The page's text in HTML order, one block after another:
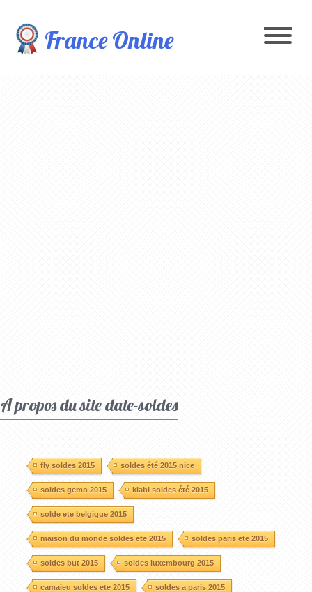
France Online
A propos du site date-soldes
fly soldes 2015 soldes été 2015 nice
soldes gemo 2015 kiabi soldes été 2015
solde ete belgique 2015
maison du monde soldes ete 2015 soldes paris ete 2015
soldes but 2015 soldes luxembourg 2015
camaieu soldes ete 2015 soldes a paris 2015